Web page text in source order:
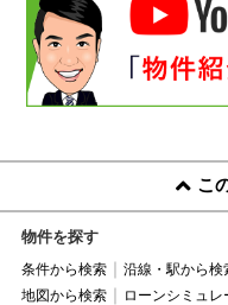
こ
物件を探す
条件から検索 沿線・駅から検
地図から検索
ローンシミュレ